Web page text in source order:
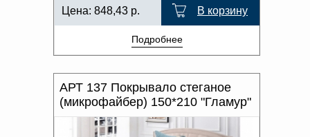
Цена: 848,43 р. В корзину
Подробнее
АРТ 137 Покрывало стеганое
(микрофайбер) 150*210 "Гламур"